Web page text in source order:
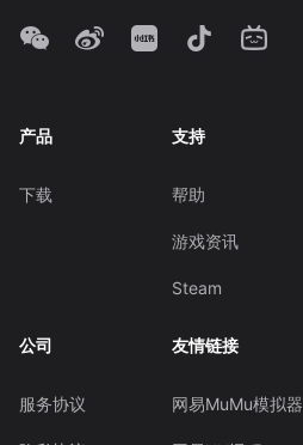
产品
下载
支持
帮助
游戏资讯
Steam
公司
服务协议
友情链接
网易MuMu模拟器